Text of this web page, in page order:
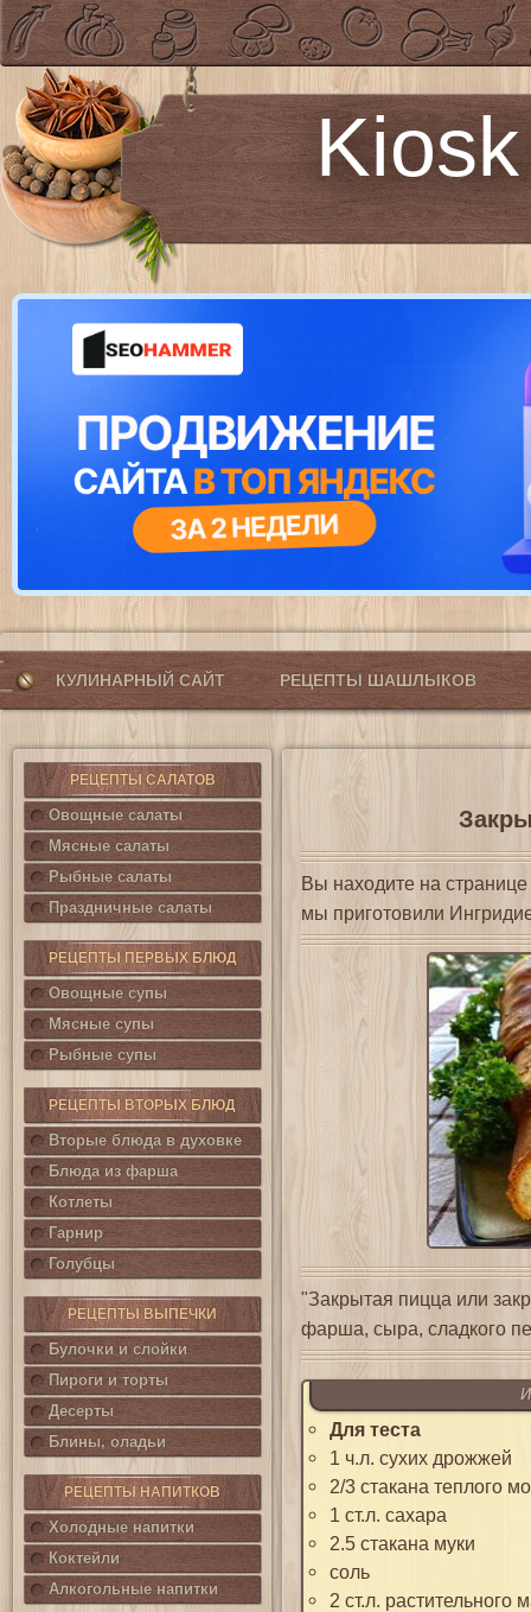
КУЛИНАРНЫЙ САЙТ РЕЦЕПТЫ ШАШЛЫКОВ
РЕЦЕПТЫ САЛАТОВ
Овощные салаты
Мясные салаты
Рыбные салаты
Праздничные салаты
РЕЦЕПТЫ ПЕРВЫХ БЛЮД
Овощные супы
Мясные супы
Рыбные супы
РЕЦЕПТЫ ВТОРЫХ БЛЮД
Вторые блюда в духовке
Блюда из фарша
Котлеты
Гарнир
Голубцы
РЕЦЕПТЫ ВЫПЕЧКИ
Булочки и слойки
Пироги и торты
Десерты
Блины, оладьи
РЕЦЕПТЫ НАПИТКОВ
Холодные напитки
Коктейли
Алкогольные напитки
Вы находите на странице
мы приготовили
"Закрытая пицца или
фарша, сыра, сладкого
Для теста
1 ч.л. сухих дрожжей
2/3 стакана теплого
1 ст.л. сахара
2.5 стакана муки
соль
2 ст.л. растительного